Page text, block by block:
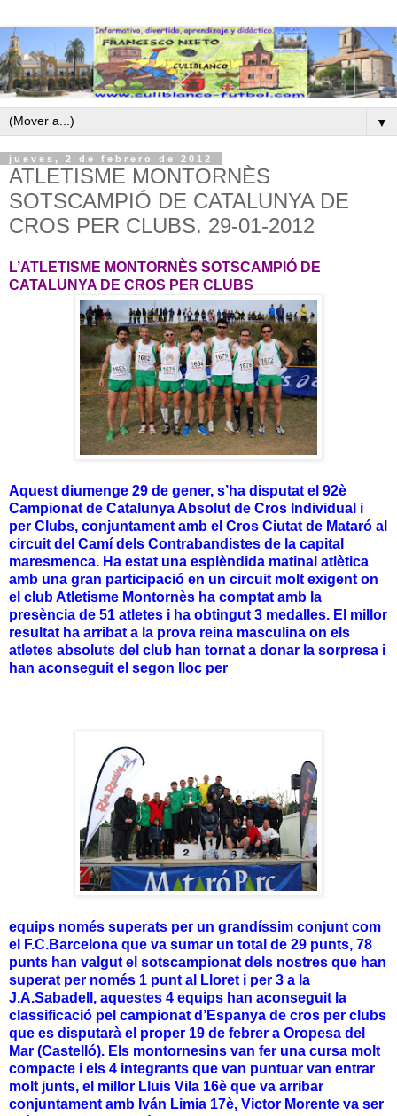
▼
jueves, 2 de febrero de 2012
ATLETISME MONTORNÈS
SOTSCAMPIÓ DE CATALUNYA DE
CROS PER CLUBS. 29-01-2012
L’ATLETISME MONTORNÈS SOTSCAMPIÓ DE
CATALUNYA DE CROS PER CLUBS
Aquest diumenge 29 de gener, s’ha disputat el 92è
Campionat de Catalunya Absolut de Cros Individual i
per Clubs, conjuntament amb el Cros Ciutat de Mataró al
circuit del Camí dels Contrabandistes de la capital
maresmenca. Ha estat una esplèndida matinal atlètica
amb una gran participació en un circuit molt exigent on
el club Atletisme Montornès ha comptat amb la
presència de 51 atletes i ha obtingut 3 medalles. El millor
resultat ha arribat a la prova reina masculina on els
atletes absoluts del club han tornat a donar la sorpresa i
han aconseguit el segon lloc per
equips només superats per un grandíssim conjunt com
el F.C.Barcelona que va sumar un total de 29 punts, 78
punts han valgut el sotscampionat dels nostres que han
superat per només 1 punt al Lloret i per 3 a la
J.A.Sabadell, aquestes 4 equips han aconseguit la
classificació pel campionat d’Espanya de cros per clubs
que es disputarà el proper 19 de febrer a Oropesa del
Mar (Castelló). Els montornesins van fer una cursa molt
compacte i els 4 integrants que van puntuar van entrar
molt junts, el millor Lluis Vila 16è que va arribar
conjuntament amb Iván Limia 17è, Victor Morente va ser